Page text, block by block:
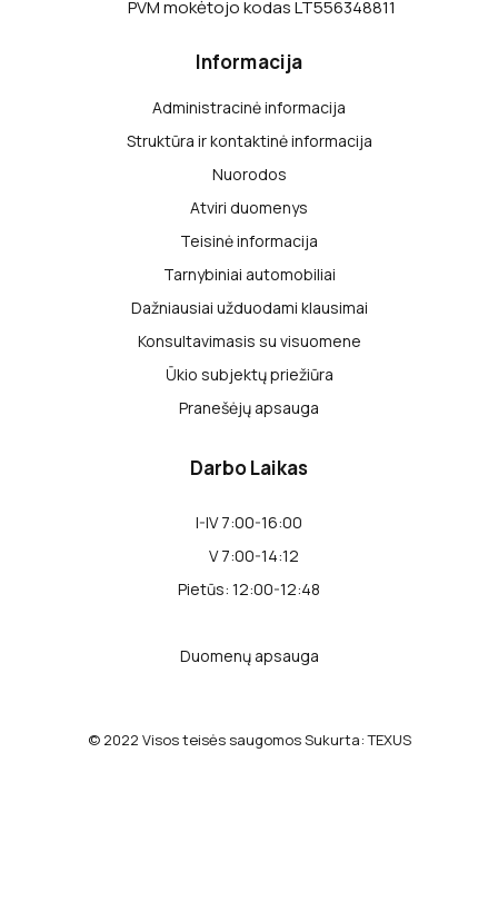
PVM mokėtojo kodas LT556348811
Informacija
Administracinė informacija
Struktūra ir kontaktinė informacija
Nuorodos
Atviri duomenys
Teisinė informacija
Tarnybiniai automobiliai
Dažniausiai užduodami klausimai
Konsultavimasis su visuomene
Ūkio subjektų priežiūra
Pranešėjų apsauga
Darbo Laikas
I-IV 7:00-16:00
V 7:00-14:12
Pietūs: 12:00-12:48
Duomenų apsauga
© 2022 Visos teisės saugomos Sukurta:TEXUS